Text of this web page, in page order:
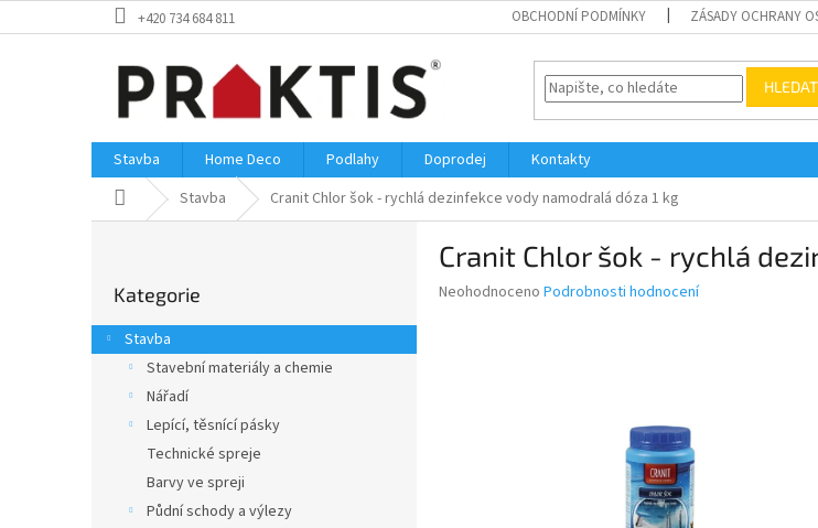
na
+420 734 684 811 OBCHODNÍ PODMÍNKY ZÁSADY OCHRANY
HLEDAT
Stavba Home Deco Podlahy Doprodej
Kontakty
Domů Stavba Cranit Chlor šok - rychlá dezinfekce vody namodralá dóza 1 kg
r
a
kategorie
Kategorie
Stavba
Stavební materiály a chemie
Nářadí
Lepící, těsnící pásky
Technické spreje
Barvy ve spreji
Půdní schody a výlezy
Cranit Chlor šok - rychlá
Průměrné
Neohodnoceno Podrobnosti hodnocení